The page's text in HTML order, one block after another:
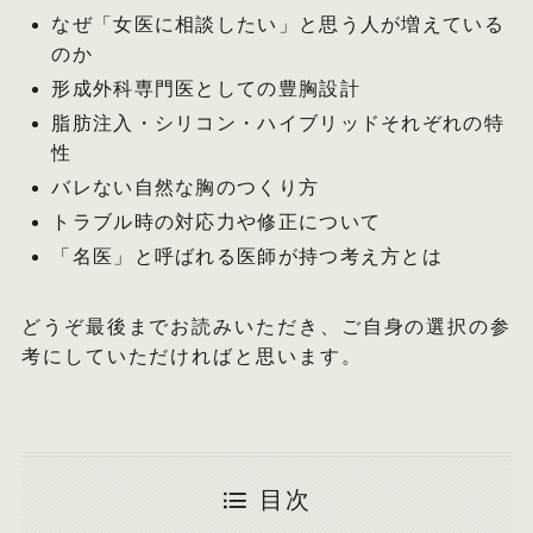
なぜ「女医に相談したい」と思う人が増えている
のか
形成外科専門医としての豊胸設計
脂肪注入・シリコン・ハイブリッドそれぞれの特
性
バレない自然な胸のつくり方
トラブル時の対応力や修正について
「名医」と呼ばれる医師が持つ考え方とは
どうぞ最後までお読みいただき、ご自身の選択の参
考にしていただければと思います。
目次